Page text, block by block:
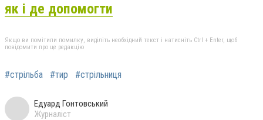
як і де допомогти
Якщо ви помітили помилку, виділіть необхідний текст і натисніть Ctrl + Enter, щоб
повідомити про це редакцію
#стрільба #тир #стрільниця
Едуард Гонтовський
Журналіст